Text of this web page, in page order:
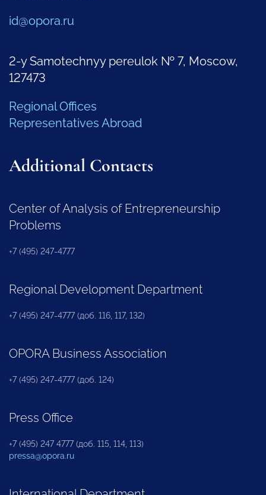
id@opora.ru
2-y Samotechnyy pereulok № 7, Moscow,
127473
Regional Offices
Representatives Abroad
Additional Contacts
Center of Analysis of Entrepreneurship
Problems
+7 (495) 247-4777
Regional Development Department
+7 (495) 247-4777 (доб. 116, 117, 132)
OPORA Business Association
+7 (495) 247-4777 (доб. 124)
Press Office
+7 (495) 247 4777 (доб. 115, 114, 113)
pressa@opora.ru